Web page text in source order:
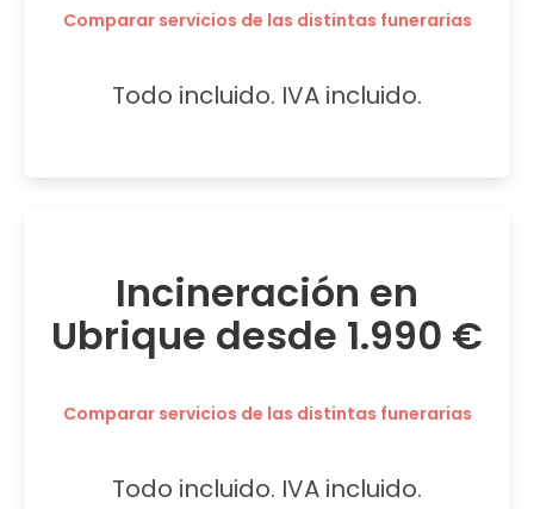
Comparar servicios de las distintas funerarias
Todo incluido. IVA incluido.
Incineración en
Ubrique desde 1.990 €
Comparar servicios de las distintas funerarias
Todo incluido. IVA incluido.